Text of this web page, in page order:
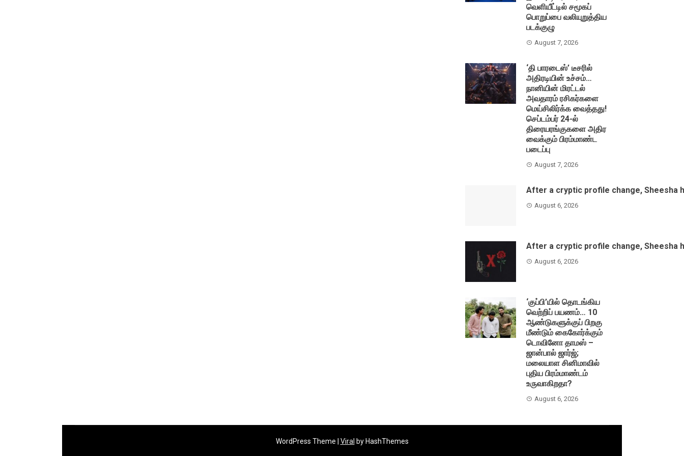
வெளியீட்டில் சமூகப்
பொறுப்பை வலியுறுத்திய
படக்குழு
August 7, 2026
‘தி பாரடைஸ்’ டீசரில்
அதிரடியின் உச்சம்…
நானியின் மிரட்டல்
அவதாரம் ரசிகர்களை
மெய்சிலிர்க்க வைத்தது!
செப்டம்பர் 24-ல்
திரையரங்குகளை அதிர
வைக்கும் பிரம்மாண்ட
படைப்பு
August 7, 2026
After a cryptic profile change, Sheesha
August 6, 2026
After a cryptic profile change, Sheesha
August 6, 2026
‘குப்பி’யில் தொடங்கிய
வெற்றிப் பயணம்… 10
ஆண்டுகளுக்குப் பிறகு
மீண்டும் கைகோர்க்கும்
டொவினோ தாமஸ் –
ஜான்பால் ஜார்ஜ்;
மலையாள சினிமாவில்
புதிய பிரம்மாண்டம்
உருவாகிறதா?
August 6, 2026
WordPress Theme | Viral by HashThemes